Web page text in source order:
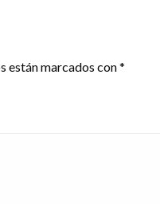
están marcados con*